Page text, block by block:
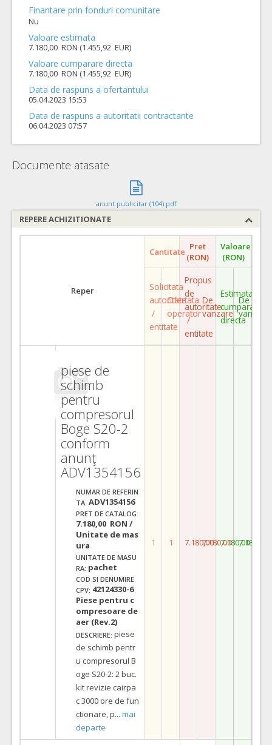
Finantare prin fonduri comunitare
Nu
Valoare estimata
7.180,00 RON (1.455,92 EUR)
Valoare cumparare directa
7.180,00 RON (1.455,92 EUR)
Data de raspuns a ofertantului
05.04.2023 15:53
Data de raspuns a autoritatii contractante
06.04.2023 07:57
Documente atasate
anunt publicitar (104).pdf
REPERE ACHIZITIONATE
Reper
Cantitate Pret
(RON)
Valoare
(RON)
Solicitata
autoritate
/
entitate
Ofertata
operator
Propus
de
autoritate
/
entitate
De
vanzare
Estimata
cumparare
directa
De
vanzare
piese de
schimb
pentru
compresorul
Boge S20-2
conform
anunţ
ADV1354156
NUMAR DE REFERIN
TA: ADV1354156
PRET DE CATALOG:
7.180,00 RON /
Unitate de mas
ura
UNITATE DE MASU
RA: pachet
COD SI DENUMIRE
CPV: 42124330-6
Piese pentru c
ompresoare de
aer (Rev.2)
DESCRIERE: piese
de schimb pentr
u compresorul B
oge S20-2: 2 buc.
kit revizie cairpa
c 3000 ore de fun
ctionare, p... mai
departe
1 1 7.180,007.180,007.180,007.180,00